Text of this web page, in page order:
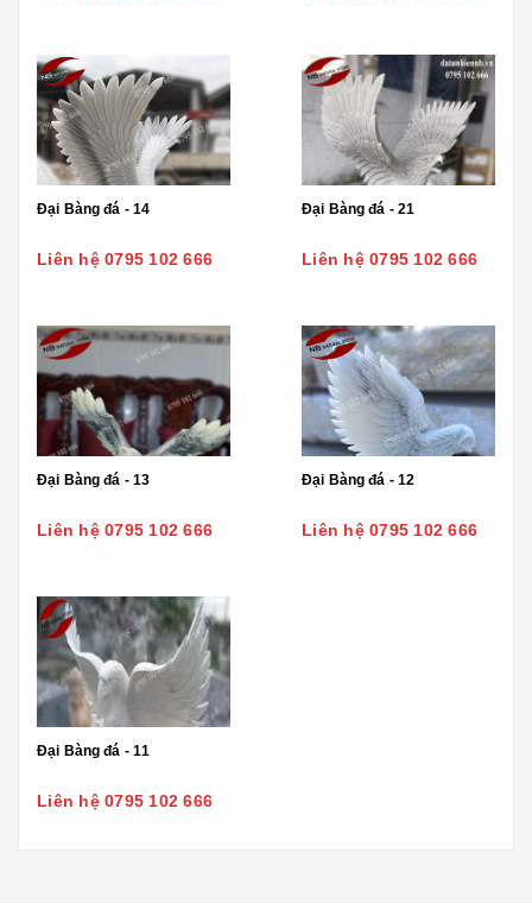
Đại Bàng đá - 14
Liên hệ 0795 102 666
Đại Bàng đá - 21
Liên hệ 0795 102 666
Đại Bàng đá - 13
Liên hệ 0795 102 666
Đại Bàng đá - 12
Liên hệ 0795 102 666
Đại Bàng đá - 11
Liên hệ 0795 102 666